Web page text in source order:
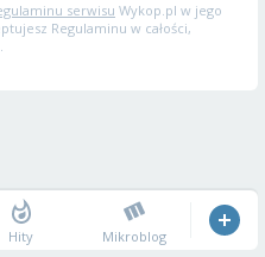
serwisu Wykop.pl w jego
Regulaminu w całości,
Hity Mikroblog